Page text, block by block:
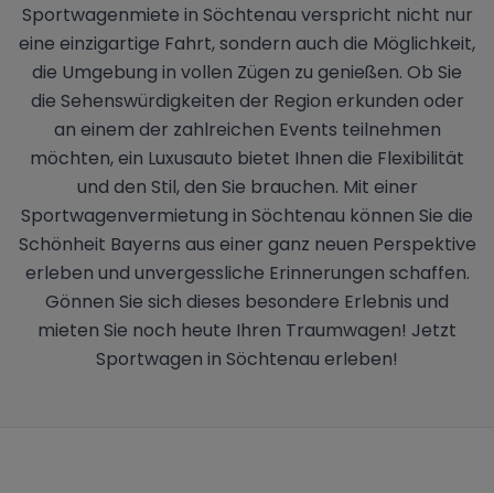
Sportwagenmiete in Söchtenau verspricht nicht nur
eine einzigartige Fahrt, sondern auch die Möglichkeit,
die Umgebung in vollen Zügen zu genießen. Ob Sie
die Sehenswürdigkeiten der Region erkunden oder
an einem der zahlreichen Events teilnehmen
möchten, ein Luxusauto bietet Ihnen die Flexibilität
und den Stil, den Sie brauchen. Mit einer
Sportwagenvermietung in Söchtenau können Sie die
Schönheit Bayerns aus einer ganz neuen Perspektive
erleben und unvergessliche Erinnerungen schaffen.
Gönnen Sie sich dieses besondere Erlebnis und
mieten Sie noch heute Ihren Traumwagen! Jetzt
Sportwagen in Söchtenau erleben!